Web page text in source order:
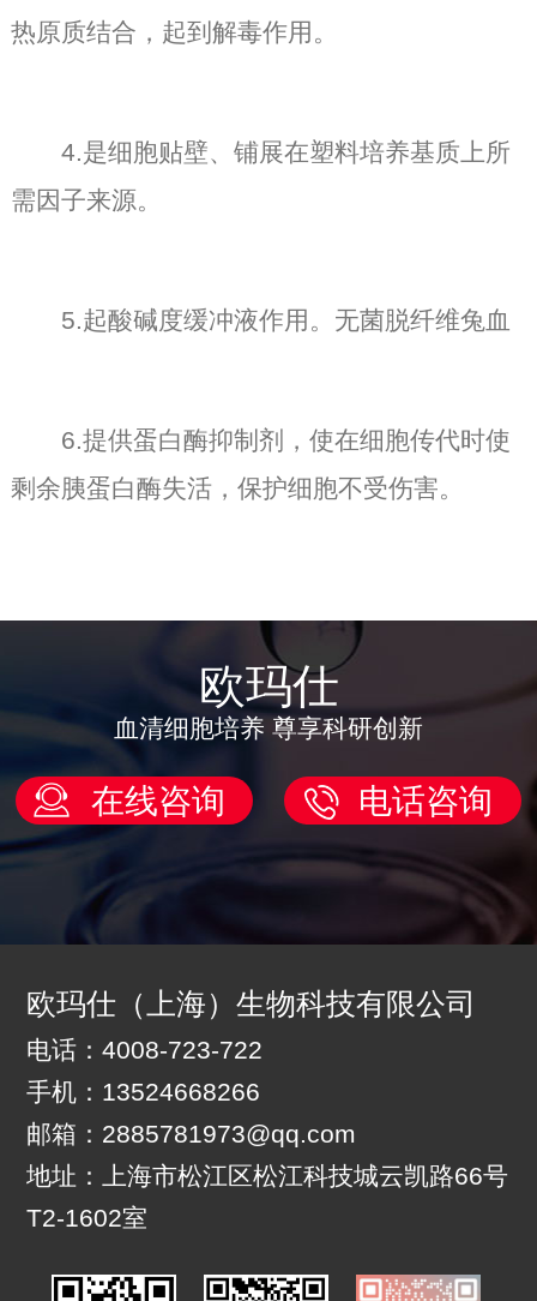
热原质结合，起到解毒作用。
4.是细胞贴壁、铺展在塑料培养基质上所
需因子来源。
5.起酸碱度缓冲液作用。无菌脱纤维兔血
6.提供蛋白酶抑制剂，使在细胞传代时使
剩余胰蛋白酶失活，保护细胞不受伤害。
欧玛仕
血清细胞培养 尊享科研创新
在线咨询 电话咨询
欧玛仕（上海）生物科技有限公司
电话：4008-723-722
手机：13524668266
邮箱：2885781973@qq.com
地址：上海市松江区松江科技城云凯路66号
T2-1602室